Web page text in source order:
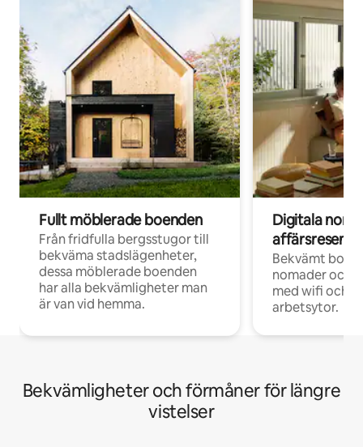
Fullt möblerade boenden
Från fridfulla bergsstugor till
bekväma stadslägenheter,
dessa möblerade boenden
har alla bekvämligheter man
är van vid hemma.
Digitala
Bekvämt
nomader och
med wifi och
arbetsytor.
Bekvämligheter och förmåner för längre
vistelser